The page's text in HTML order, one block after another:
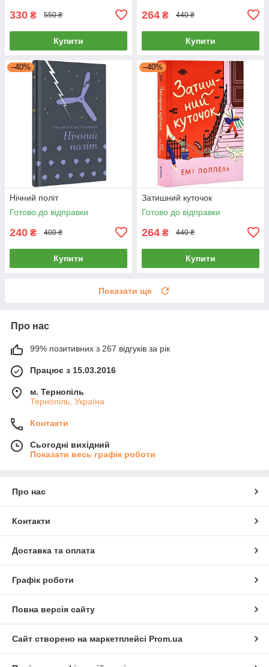
330 ₴ 550 ₴
Купити
264 ₴ 440 ₴
Купити
–40%
Нічний політ
Готово до відправки
240 ₴ 400 ₴
Купити
–40%
Затишний куточок
Готово до відправки
264 ₴ 440 ₴
Купити
Показати ще
Про нас
99% позитивних з 267 відгуків за рік
Працює з 15.03.2016
м. Тернопіль
Тернопіль, Україна
Контакти
Сьогодні вихідний
Показати весь графік роботи
Про нас
Контакти
Доставка та оплата
Графік роботи
Повна версія сайту
Сайт створено на маркетплейсі Prom.ua